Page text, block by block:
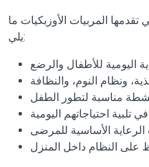
المربيات الأوزبكيات ما
يلي:
اليومية للأطفال والرضع
ونظام النوم، والنظافة
مناسبة لتطور الطفل
احتياجاتهم اليومية
الأساسية للمرضى
على النظام داخل المنزل